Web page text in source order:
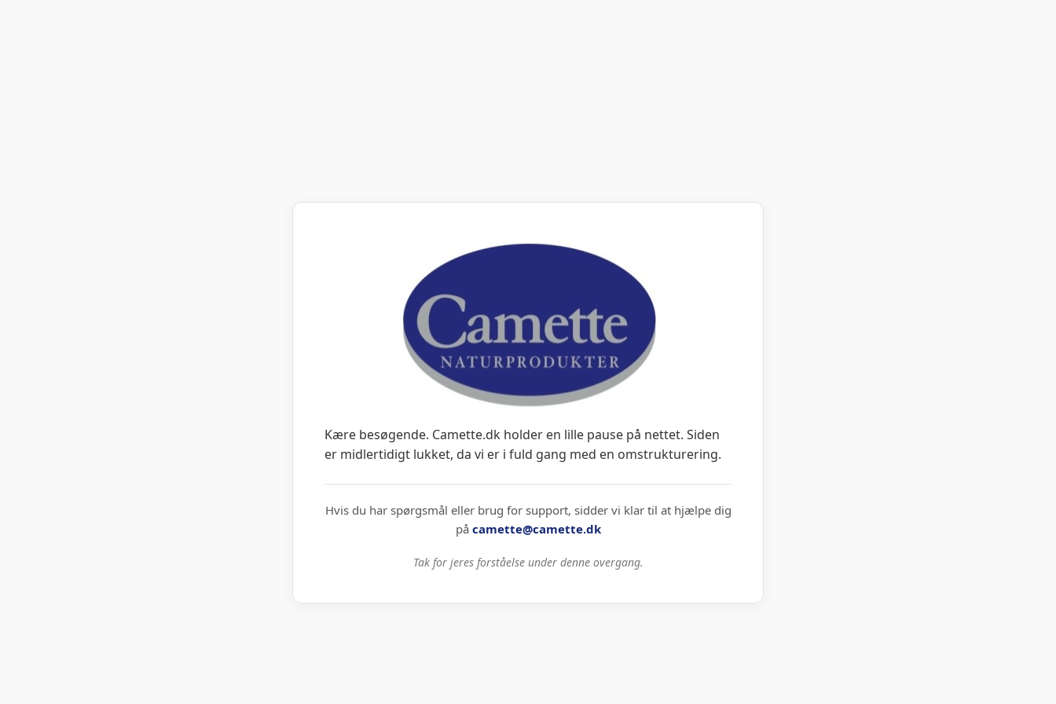
Kære besøgende. Camette.dk holder en lille pause på nettet. Siden
er midlertidigt lukket, da vi er i fuld gang med en omstrukturering.
Hvis du har spørgsmål eller brug for support, sidder vi klar til at hjælpe dig
på camette@camette.dk
Tak for jeres forståelse under denne overgang.